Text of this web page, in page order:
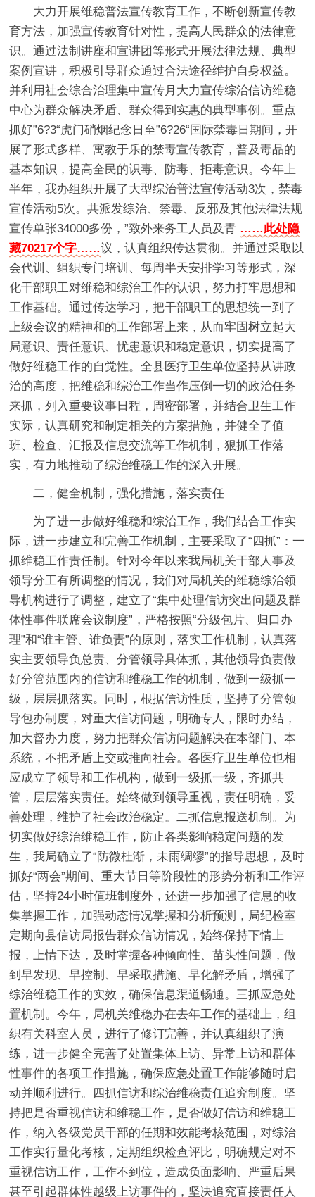
大力开展维稳普法宣传教育工作，不断创新宣传教
育方法，加强宣传教育针对性，提高人民群众的法律意
识。通过法制讲座和宣讲团等形式开展法律法规、典型
案例宣讲，积极引导群众通过合法途径维护自身权益。
并利用社会综合治理集中宣传月大力宣传综治信访维稳
中心为群众解决矛盾、群众得到实惠的典型事例。重点
抓好”6?3“虎门硝烟纪念日至”6?26“国际禁毒日期间，开
展了形式多样、寓教于乐的禁毒宣传教育，普及毒品的
基本知识，提高全民的识毒、防毒、拒毒意识。今年上
半年，我办组织开展了大型综治普法宣传活动3次，禁毒
宣传活动5次。共派发综治、禁毒、反邪及其他法律法规
宣传单张34000多份，”致外来务工人员及青 ……此处隐
藏70217个字……议，认真组织传达贯彻。并通过采取以
会代训、组织专门培训、每周半天安排学习等形式，深
化干部职工对维稳和综治工作的认识，努力打牢思想和
工作基础。通过传达学习，把干部职工的思想统一到了
上级会议的精神和的工作部署上来，从而牢固树立起大
局意识、责任意识、忧患意识和稳定意识，切实提高了
做好维稳工作的自觉性。全县医疗卫生单位坚持从讲政
治的高度，把维稳和综治工作当作压倒一切的政治任务
来抓，列入重要议事日程，周密部署，并结合卫生工作
实际，认真研究和制定相关的方案措施，并健全了值
班、检查、汇报及信息交流等工作机制，狠抓工作落
实，有力地推动了综治维稳工作的深入开展。
二，健全机制，强化措施，落实责任
为了进一步做好维稳和综治工作，我们结合工作实
际，进一步建立和完善工作机制，主要采取了“四抓”：一
抓维稳工作责任制。针对今年以来我局机关干部人事及
领导分工有所调整的情况，我们对局机关的维稳综治领
导机构进行了调整，建立了“集中处理信访突出问题及群
体性事件联席会议制度”，严格按照“分级包片、归口办
理”和“谁主管、谁负责”的原则，落实工作机制，认真落
实主要领导负总责、分管领导具体抓，其他领导负责做
好分管范围内的信访和维稳工作的机制，做到一级抓一
级，层层抓落实。同时，根据信访性质，坚持了分管领
导包办制度，对重大信访问题，明确专人，限时办结，
加大督办力度，努力把群众信访问题解决在本部门、本
系统，不把矛盾上交或推向社会。各医疗卫生单位也相
应成立了领导和工作机构，做到一级抓一级，齐抓共
管，层层落实责任。始终做到领导重视，责任明确，妥
善处理，维护了社会政治稳定。二抓信息报送机制。为
切实做好综治维稳工作，防止各类影响稳定问题的发
生，我局确立了“防微杜渐，未雨绸缪”的指导思想，及时
抓好“两会”期间、重大节日等阶段性的形势分析和工作评
估，坚持24小时值班制度外，还进一步加强了信息的收
集掌握工作，加强动态情况掌握和分析预测，局纪检室
定期向县信访局报告群众信访情况，始终保持下情上
报，上情下达，及时掌握各种倾向性、苗头性问题，做
到早发现、早控制、早采取措施、早化解矛盾，增强了
综治维稳工作的实效，确保信息渠道畅通。三抓应急处
置机制。今年，局机关维稳办在去年工作的基础上，组
织有关科室人员，进行了修订完善，并认真组织了演
练，进一步健全完善了处置集体上访、异常上访和群体
性事件的各项工作措施，确保应急处置工作能够随时启
动并顺利进行。四抓信访和综治维稳责任追究制度。坚
持把是否重视信访和维稳工作，是否做好信访和维稳工
作，纳入各级党员干部的任期和效能考核范围，对综治
工作实行量化考核，定期组织检查评比，明确规定对不
重视信访工作，工作不到位，造成负面影响、严重后果
甚至引起群体性越级上访事件的，坚决追究直接责任人